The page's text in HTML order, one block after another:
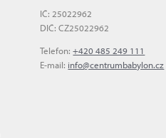
IČ: 25022962
DIČ: CZ25022962
Telefon:+420 485 249 111
E-mail: info@centrumbabylon.cz